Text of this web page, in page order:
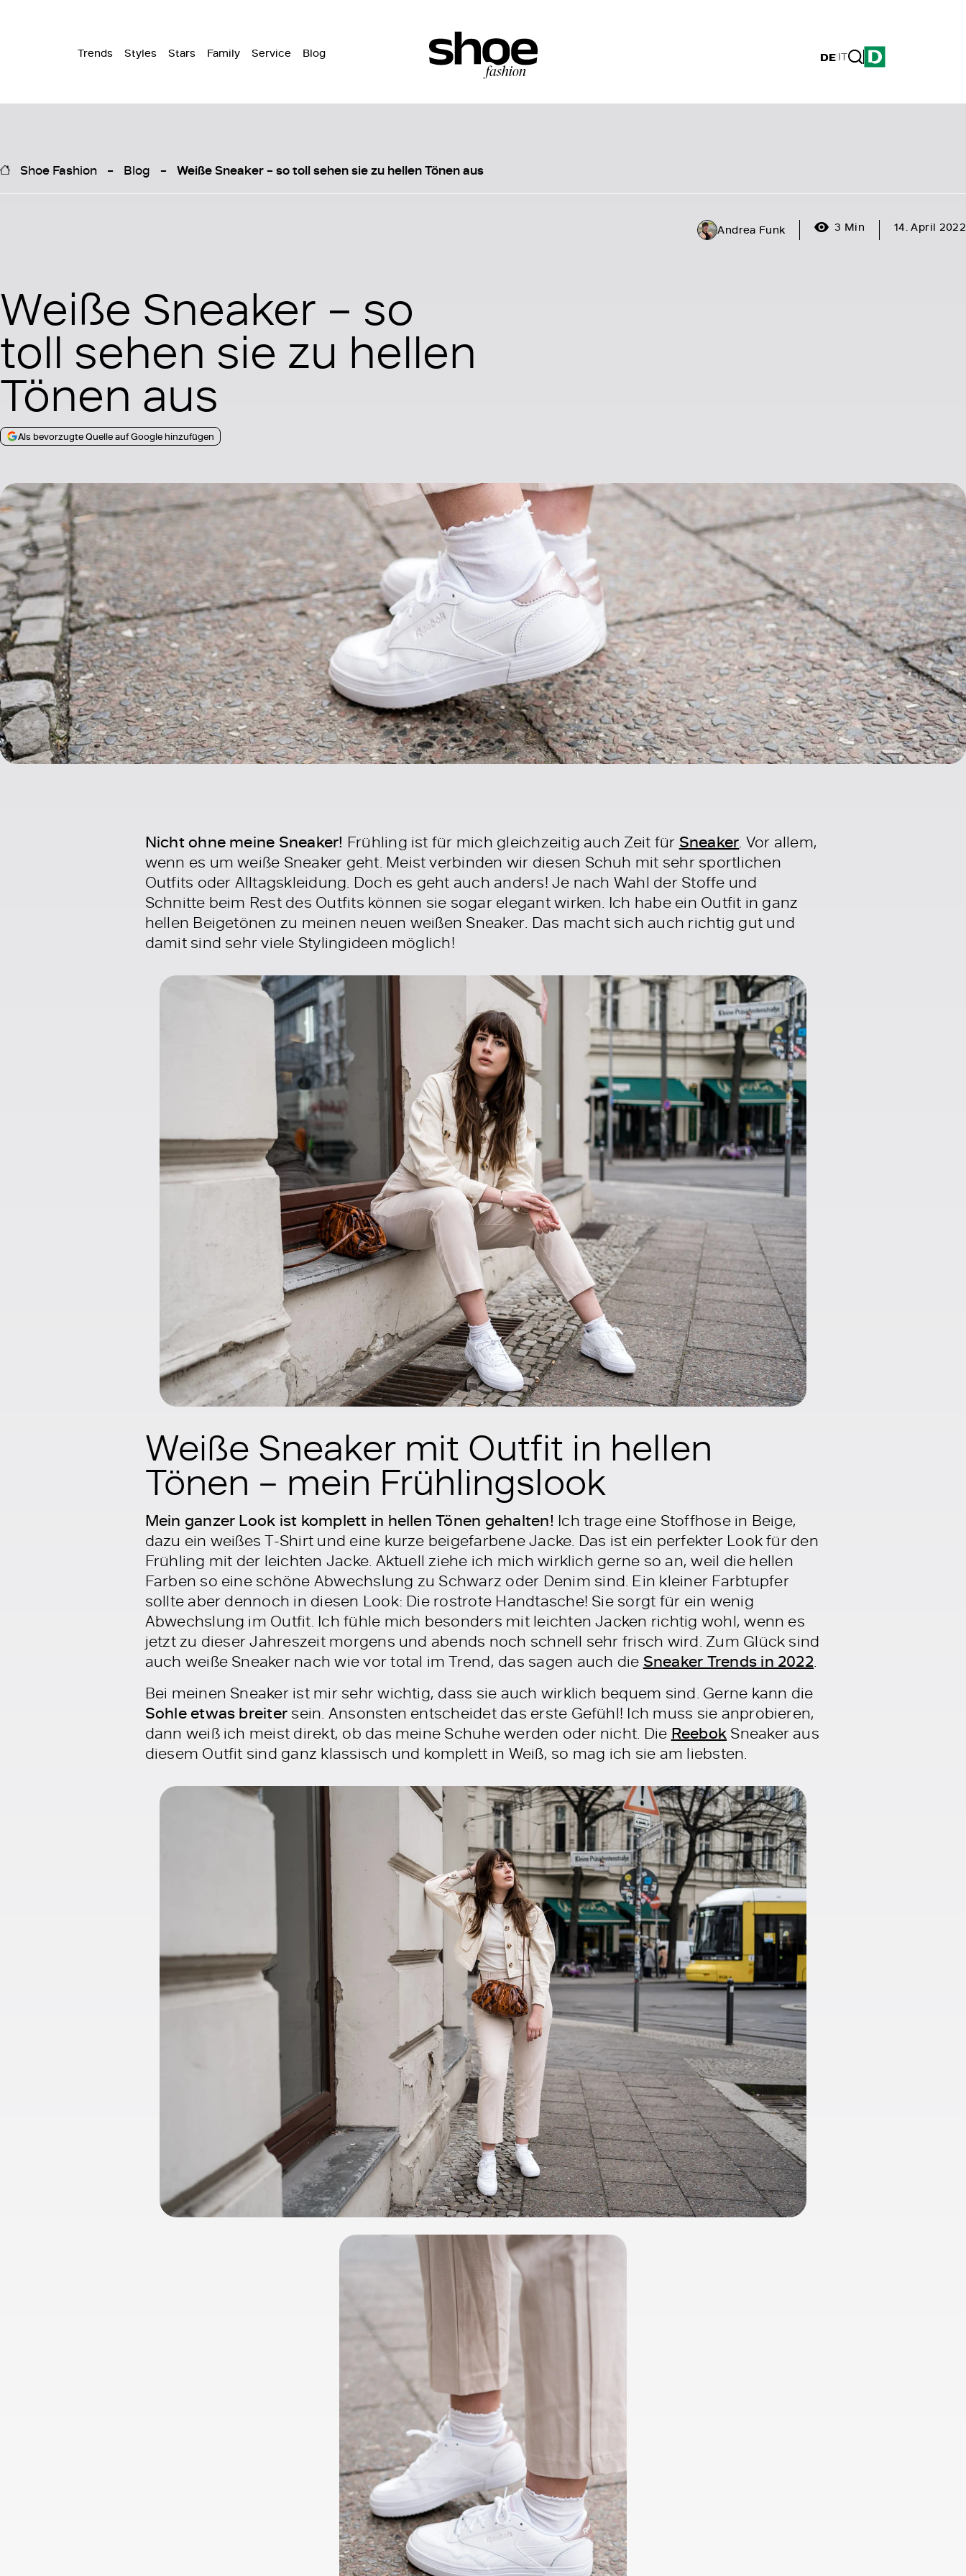
Trends Styles Stars Family Service Blog DE|IT
Shoe Fashion Blog Weiße Sneaker – so toll sehen sie zu hellen Tönen aus
Andrea Funk 3 Min 14. April 2022
Weiße Sneaker – so
toll sehen sie zu hellen
Tönen aus
Als bevorzugte Quelle auf Google hinzufügen
Nicht ohne meine Sneaker! Frühling ist für mich gleichzeitig auch Zeit für Sneaker. Vor allem,
wenn es um weiße Sneaker geht. Meist verbinden wir diesen Schuh mit sehr sportlichen
Outfits oder Alltagskleidung. Doch es geht auch anders! Je nach Wahl der Stoffe und
Schnitte beim Rest des Outfits können sie sogar elegant wirken. Ich habe ein Outfit in ganz
hellen Beigetönen zu meinen neuen weißen Sneaker. Das macht sich auch richtig gut und
damit sind sehr viele Stylingideen möglich!
Weiße Sneaker mit Outfit in hellen
Tönen – mein Frühlingslook
Mein ganzer Look ist komplett in hellen Tönen gehalten! Ich trage eine Stoffhose in Beige,
dazu ein weißes T-Shirt und eine kurze beigefarbene Jacke. Das ist ein perfekter Look für den
Frühling mit der leichten Jacke. Aktuell ziehe ich mich wirklich gerne so an, weil die hellen
Farben so eine schöne Abwechslung zu Schwarz oder Denim sind. Ein kleiner Farbtupfer
sollte aber dennoch in diesen Look: Die rostrote Handtasche! Sie sorgt für ein wenig
Abwechslung im Outfit. Ich fühle mich besonders mit leichten Jacken richtig wohl, wenn es
jetzt zu dieser Jahreszeit morgens und abends noch schnell sehr frisch wird. Zum Glück sind
auch weiße Sneaker nach wie vor total im Trend, das sagen auch die Sneaker Trends in 2022.
Bei meinen Sneaker ist mir sehr wichtig, dass sie auch wirklich bequem sind. Gerne kann die
Sohle etwas breiter sein. Ansonsten entscheidet das erste Gefühl! Ich muss sie anprobieren,
dann weiß ich meist direkt, ob das meine Schuhe werden oder nicht. Die Reebok Sneaker aus
diesem Outfit sind ganz klassisch und komplett in Weiß, so mag ich sie am liebsten.